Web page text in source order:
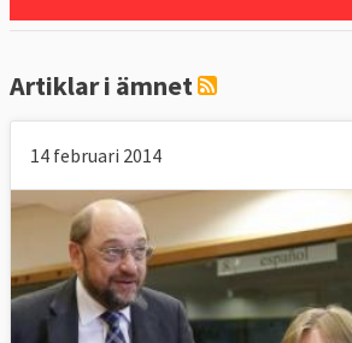
Artiklar i ämnet
14 februari 2014